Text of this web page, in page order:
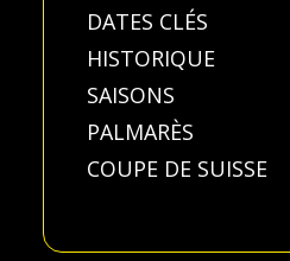
DATES CLÉS
HISTORIQUE
SAISONS
PALMARÈS
COUPE DE SUISSE